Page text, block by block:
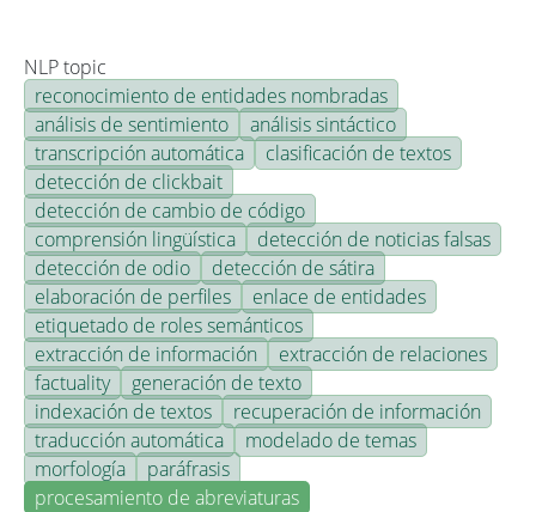
NLP topic
reconocimiento de entidades nombradas
análisis de sentimiento
análisis sintáctico
transcripción automática
clasificación de textos
detección de clickbait
detección de cambio de código
comprensión lingüística
detección de noticias falsas
detección de odio
detección de sátira
elaboración de perfiles
enlace de entidades
etiquetado de roles semánticos
extracción de información
extracción de relaciones
factuality
generación de texto
indexación de textos
recuperación de información
traducción automática
modelado de temas
morfología
paráfrasis
procesamiento de abreviaturas